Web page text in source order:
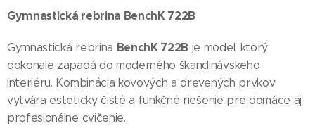
Gymnastická rebrina BenchK 722B
Gymnastická rebrina BenchK 722B je model, ktorý
dokonale zapadá do moderného škandinávskeho
interiéru. Kombinácia kovových a drevených prvkov
vytvára esteticky čisté a funkčné riešenie pre domáce aj
profesionálne cvičenie.